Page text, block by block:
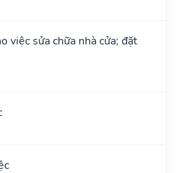
việc sửa chữa nhà cửa; đặt